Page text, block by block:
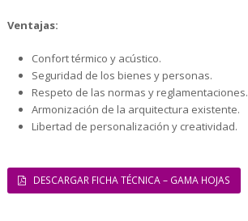
Ventajas:
Confort térmico y acústico.
Seguridad de los bienes y personas.
Respeto de las normas y reglamentaciones.
Armonización de la arquitectura existente.
Libertad de personalización y creatividad.
DESCARGAR FICHA TÉCNICA – GAMA HOJAS